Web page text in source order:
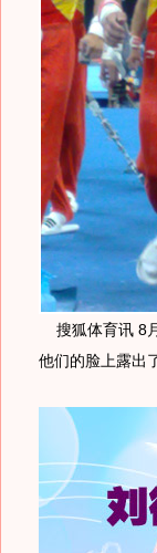
搜狐体育讯 8
他们的脸上露出